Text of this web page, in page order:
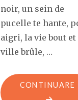
noir, un sein de
pucelle te hante,
aigri, la vie bout et
ville brûle, …
CONTINUARE